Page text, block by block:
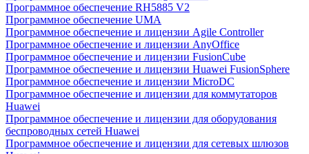
Программное обеспечение RH5885 V2
Программное обеспечение UMA
Программное обеспечение и лицензии Agile Controller
Программное обеспечение и лицензии AnyOffice
Программное обеспечение и лицензии FusionCube
Программное обеспечение и лицензии Huawei FusionSphere
Программное обеспечение и лицензии MicroDC
Программное обеспечение и лицензии для коммутаторов
Huawei
Программное обеспечение и лицензии для оборудования
беспроводных сетей Huawei
Программное обеспечение и лицензии для сетевых шлюзов